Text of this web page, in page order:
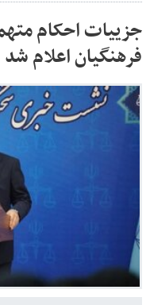
جزییات احکام
فرهنگیان اعلام شد